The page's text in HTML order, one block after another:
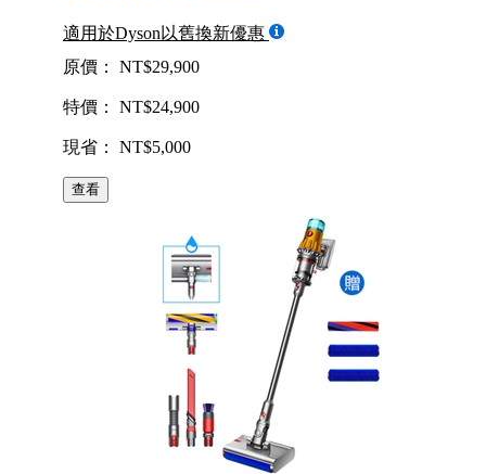
適用於Dyson以舊換新優惠
原價： NT$29,900
特價： NT$24,900
現省： NT$5,000
查看